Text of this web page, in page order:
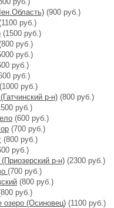
(900 руб.)
руб.)
(1500 руб.)
руб.)
руб.)
руб.)
руб.)
(1000 руб.)
р-н) (800 руб.)
руб.)
(600 руб.)
(700 руб.)
(800 руб.)
руб.)
р-н) (2300 руб.)
(700 руб.)
(800 руб.)
руб.)
озеро (Осиновец) (1100 руб.)